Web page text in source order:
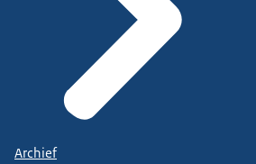
Archief